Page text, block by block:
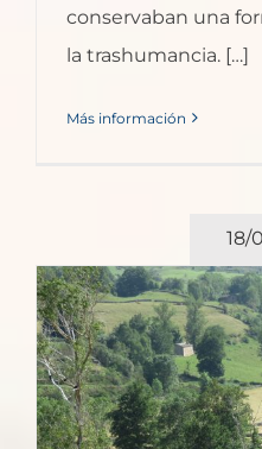
conservaban una
la trashumancia. […]
Más información
18/